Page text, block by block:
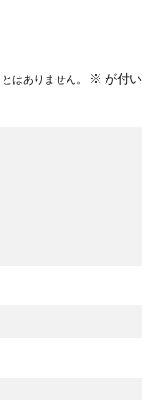
はありません。 ※ が付